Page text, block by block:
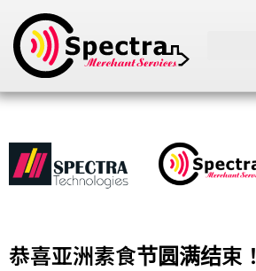
恭喜亚洲素食节圆满结束！